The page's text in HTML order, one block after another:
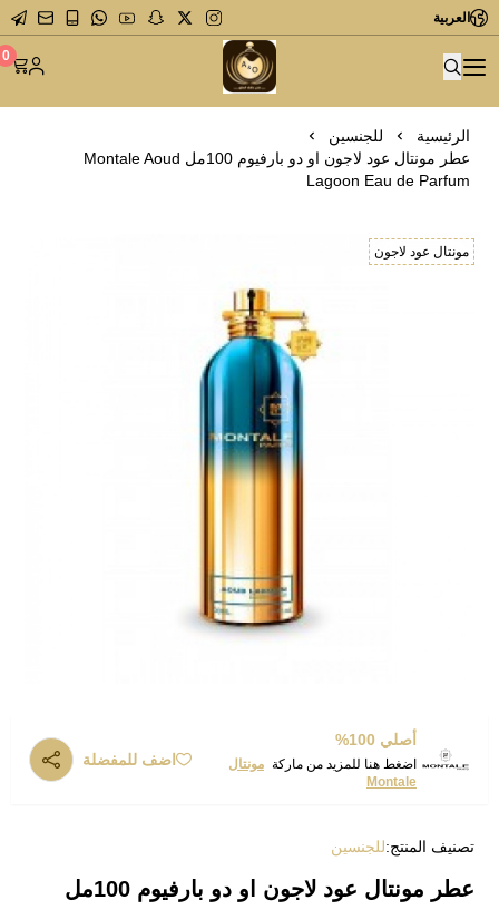
العربية
متجر عاشق العطور 0
الرئيسية
للجنسين
عطر مونتال عود لاجون او دو بارفيوم 100مل Montale Aoud
Lagoon Eau de Parfum
مونتال عود لاجون
أصلي 100%
اضغط هنا للمزيد من ماركة مونتال
Montale
اضف للمفضلة
تصنيف المنتج:للجنسين
عطر مونتال عود لاجون او دو بارفيوم 100مل